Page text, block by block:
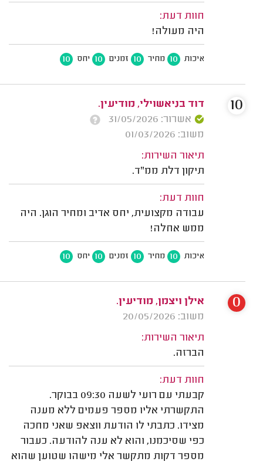
חוות דעת:
היה מעולה!
איכות 10 מחיר 10 זמנים 10 יחס 10
דוד בניאשוילי, מודיעין.
אשרור: 31/05/2026
משוב: 01/03/2026
תיאור השירות:
תיקון דלת ממ"ד.
חוות דעת:
עבודה מקצועית, יחס אדיב ומחיר הוגן. היה
ממש אחלה!
איכות 10 מחיר 10 זמנים 10 יחס 10
10
אילן ויצמן, מודיעין.
משוב: 20/05/2026
תיאור השירות:
הברזה.
חוות דעת:
קבעתי עם רועי לשעה 09:30 בבוקר.
התקשרתי אליו מספר פעמים ללא מענה
מצידו. כתבתי לו הודעת ווצאפ שאני מחכה
כפי שסיכמנו, והוא לא ענה להודעה. כעבור
מספר דקות מתקשר אלי מישהו שטוען שהוא
0